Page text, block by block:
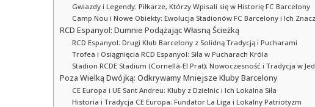
Gwiazdy i Legendy: Piłkarze, Którzy Wpisali się w Historię FC Barcelony
Camp Nou i Nowe Obiekty: Ewolucja Stadionów FC Barcelony i Ich
RCD Espanyol: Dumnie Podążając Własną Ścieżką
RCD Espanyol: Drugi Klub Barcelony z Solidną Tradycją i Pucharami
Trofea i Osiągnięcia RCD Espanyol: Siła w Pucharach Króla
Stadion RCDE Stadium (Cornellà-El Prat): Nowoczesność i Tradycja w
Poza Wielką Dwójką: Odkrywamy Mniejsze Kluby Barcelony
CE Europa i UE Sant Andreu: Kluby z Dzielnic i Ich Lokalna Siła
Historia i Tradycja CE Europa: Fundator La Liga i Lokalny Patriotyzm